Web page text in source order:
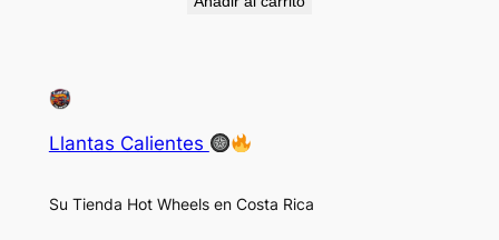
Llantas Calientes
Su Tienda Hot Wheels en Costa Rica